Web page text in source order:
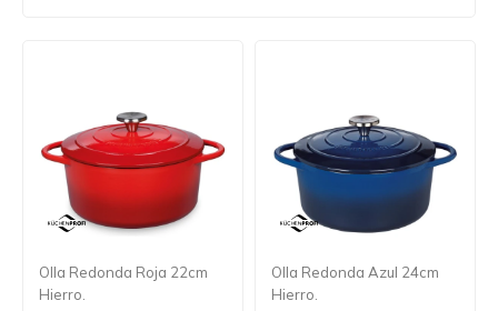
Olla Redonda Roja 22cm
Hierro.
Olla Redonda Azul 24cm
Hierro.